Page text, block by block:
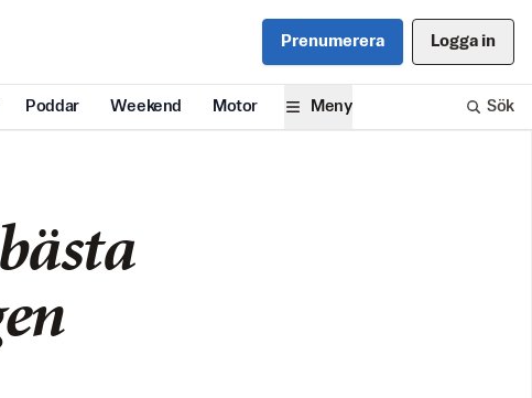
Prenumerera Logga in
Poddar Weekend Motor Meny Sök